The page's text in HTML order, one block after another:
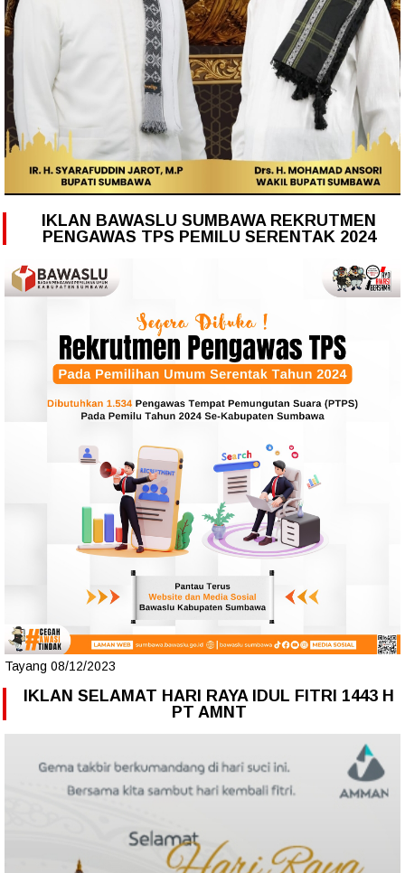
IKLAN BAWASLU SUMBAWA REKRUTMEN
PENGAWAS TPS PEMILU SERENTAK 2024
Tayang 08/12/2023
IKLAN SELAMAT HARI RAYA IDUL FITRI 1443 H
PT AMNT